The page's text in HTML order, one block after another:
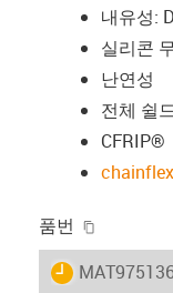
내유성:
실리콘
난연성
전체 쉴
CFRIP®
품번
igus-icon-